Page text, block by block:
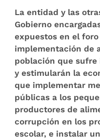
La entidad y las
Gobierno
expuestos en el
implementación de
población que
y estimularán la
que implementar
públicas a los
productores de
corrupción en los
escolar, e instalar